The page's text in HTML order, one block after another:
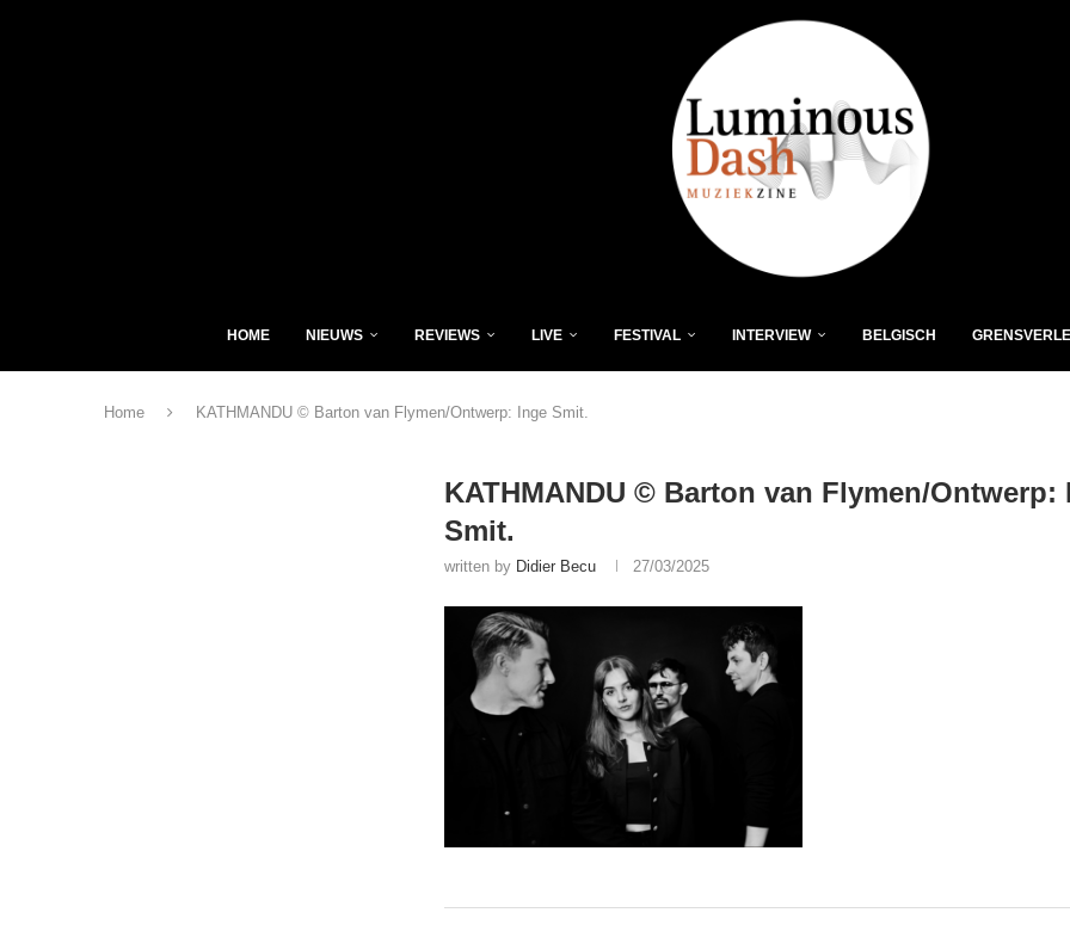
HOME NIEUWS REVIEWS LIVE FESTIVAL INTERVIEW BELGISCH
Home KATHMANDU © Barton van Flymen/Ontwerp: Inge Smit.
KATHMANDU © Barton van Flymen/Ontwerp:
Smit.
written by Didier Becu 27/03/2025